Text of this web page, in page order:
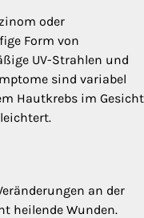
oder
Form von
UV-Strahlen und
sind variabel
Hautkrebs im Gesicht
an der
heilende Wunden.